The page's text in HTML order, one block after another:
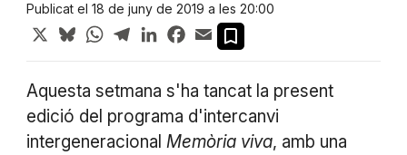
Publicat el 18 de juny de 2019 a les 20:00
X BlueskyWhatsApp
TelegramLinkedInFacebook
Email
Aquesta setmana s'ha tancat la present
edició del programa d'intercanvi
intergeneracional Memòria viva, amb una